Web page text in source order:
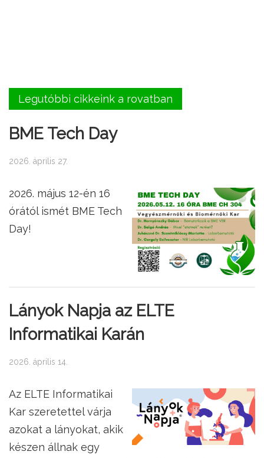
Legutóbbi cikkeink a rovatban
BME Tech Day
2026. április 27.
2026. május 12-én 16
órától ismét BME Tech
Day!
Lányok Napja az ELTE
Informatikai Karán
2026. április 14.
Az ELTE Informatikai
Kar szeretettel várja
azokat a lányokat, akik
készen állnak egy